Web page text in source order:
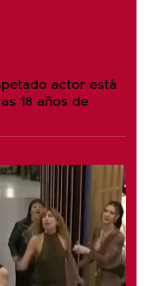
actor está
18 años de